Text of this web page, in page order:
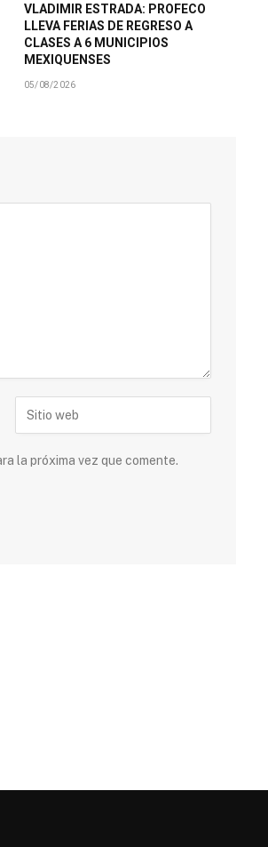
VLADIMIR ESTRADA: PROFECO
LLEVA FERIAS DE REGRESO A
CLASES A 6 MUNICIPIOS
MEXIQUENSES
05/08/2026
la próxima vez que comente.